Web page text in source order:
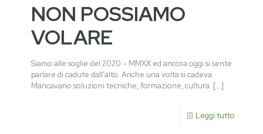
NON POSSIAMO
VOLARE
Siamo alle soglie del 2020 – MMXX ed ancora oggi si sente
parlare di cadute dall’alto. Anche una volta si cadeva.
Mancavano soluzioni tecniche, formazione, cultura. […]
Leggi tutto